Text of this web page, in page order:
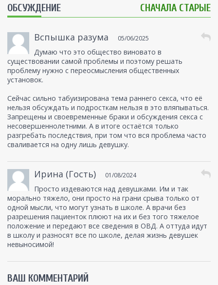
ОБСУЖДЕНИЕ СНАЧАЛА СТАРЫЕ
Вспышка разума 05/06/2025
Думаю что это общество виновато в
существовании самой проблемы и поэтому решать
проблему нужно с переосмысления общественных
установок.
Сейчас сильно табуизирована тема раннего секса, что её
нельзя обсуждать и подросткам нельзя в это вляпываться.
Запрещены и своевременные браки и обсуждения секса с
несовершеннолетними. А в итоге остаётся только
разгребать последствия, при том что вся проблема часто
сваливается на одну лишь девушку.
Ирина (Гость) 01/08/2024
Просто издеваются над девушками. Им и так
морально тяжело, они просто на грани срыва только от
одной мысли, что могут узнать в школе. А врачи без
разрешения пациенток плюют на их и без того тяжелое
положение и передают все сведения в ОВД. А оттуда идут
в школу и разносят все по школе, делая жизнь девушек
невыносимой!
ВАШ КОММЕНТАРИЙ